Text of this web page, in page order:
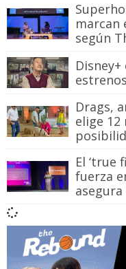
marcan
según
Drags,
elige
El ‘true
fuerza